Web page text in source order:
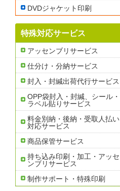
DVDジャケット印刷
特殊対応サービス
アッセンブリサービス
仕分け・分納サービス
封入・封緘出荷代行サービス
OPP袋封入・封緘、シール・
ラベル貼りサービス
料金別納・後納・受取人払い
対応サービス
商品保管サービス
持ち込み印刷・加工・アッセ
ンブリサービス
制作サポート・特殊印刷